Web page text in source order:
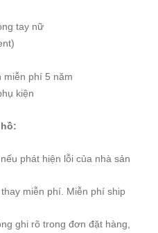
tay nữ
miễn phí 5 năm
kiện
phát hiện lỗi của nhà sản
miễn phí. Miễn phí ship
ghi rõ trong đơn đặt hàng,